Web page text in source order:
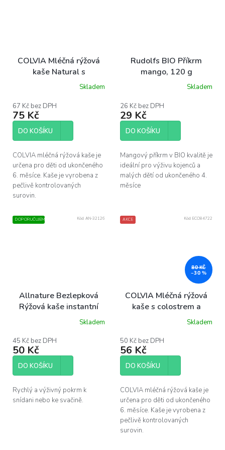
COLVIA Mléčná rýžová
kaše Natural s
colostrem, 210 g
produktu
je
5,0
5
Skladem
67 Kč bez DPH
75 Kč
DO KOŠÍKU
COLVIA mléčná rýžová kaše je
určena pro děti od ukončeného
6. měsíce. Kaše je vyrobena z
pečlivě kontrolovaných
surovin.
Rudolfs BIO Příkrm
mango, 120 g
Skladem
26 Kč bez DPH
29 Kč
DO KOŠÍKU
Mangový příkrm v BIO kvalitě je
ideální pro výživu kojenců a
malých dětí od ukončeného 4.
měsíce
DOPORUČUJEME
Allnature Bezlepková
Rýžová kaše instantní
Skladem
45 Kč bez DPH
50 Kč
DO KOŠÍKU
Rychlý a výživný pokrm k
snídani nebo ke svačině.
Kód: AN-32126 AKCE
80 KČ
–30 %
COLVIA Mléčná rýžová
kaše s colostrem a
jablkem, 210 gSkladem
50 Kč bez DPH
56 Kč
DO KOŠÍKU
COLVIA mléčná rýžová kaše je
určena pro děti od ukončeného
6. měsíce. Kaše je vyrobena z
pečlivě kontrolovaných
surovin.
Kód: ECO84722